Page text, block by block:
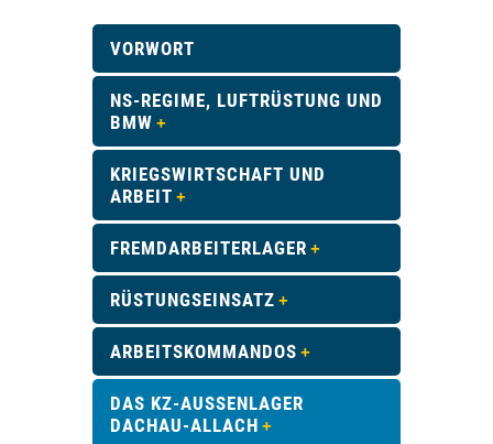
VORWORT
NS-REGIME, LUFTRÜSTUNG UND
BMW
KRIEGSWIRTSCHAFT UND
ARBEIT
FREMDARBEITERLAGER
RÜSTUNGSEINSATZ
ARBEITSKOMMANDOS
DAS KZ-AUSSENLAGER D
ACHAU-ALLACH